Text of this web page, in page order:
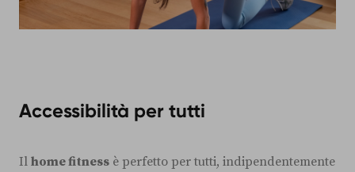
Accessibilità per tutti
Il home fitness è perfetto per tutti, indipendentemente